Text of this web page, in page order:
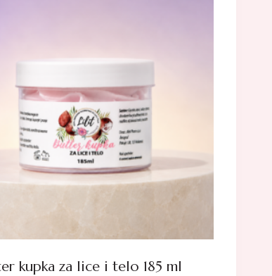
kupka za lice i telo 185 ml